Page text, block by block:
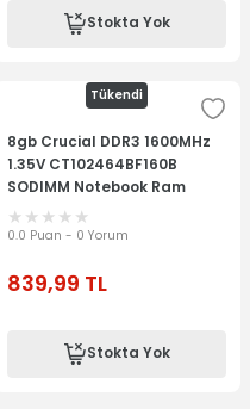
Stokta Yok
Tükendi
8gb Crucial DDR3 1600MHz
1.35V CT102464BF160B
SODIMM Notebook Ram
Bellek Ram Laptop Memory
Notebook Bellek
0.0 Puan - 0 Yorum
839,99 TL
Stokta Yok